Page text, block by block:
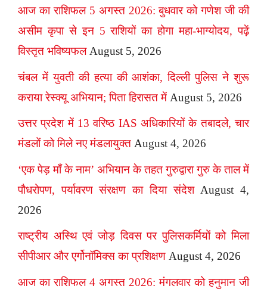
आज का राशिफल 5 अगस्त 2026: बुधवार को गणेश जी की
असीम कृपा से इन 5 राशियों का होगा महा-भाग्योदय, पढ़ें
विस्तृत भविष्यफल August 5, 2026
चंबल में युवती की हत्या की आशंका, दिल्ली पुलिस ने शुरू
कराया रेस्क्यू अभियान; पिता हिरासत में August 5, 2026
उत्तर प्रदेश में 13 वरिष्ठ IAS अधिकारियों के तबादले, चार
मंडलों को मिले नए मंडलायुक्त August 4, 2026
‘एक पेड़ माँ के नाम’ अभियान के तहत गुरुद्वारा गुरु के ताल में
पौधरोपण, पर्यावरण संरक्षण का दिया संदेश August 4,
2026
राष्ट्रीय अस्थि एवं जोड़ दिवस पर पुलिसकर्मियों को मिला
सीपीआर और एर्गोनॉमिक्स का प्रशिक्षण August 4, 2026
आज का राशिफल 4 अगस्त 2026: मंगलवार को हनुमान जी